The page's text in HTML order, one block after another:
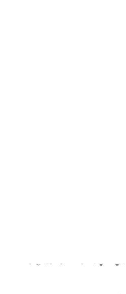
الذي يفسّر الظّاهرة، ويضع لها